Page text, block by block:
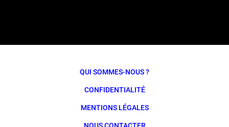
QUI SOMMES-NOUS ?
CONFIDENTIALITÉ
MENTIONS LÉGALES